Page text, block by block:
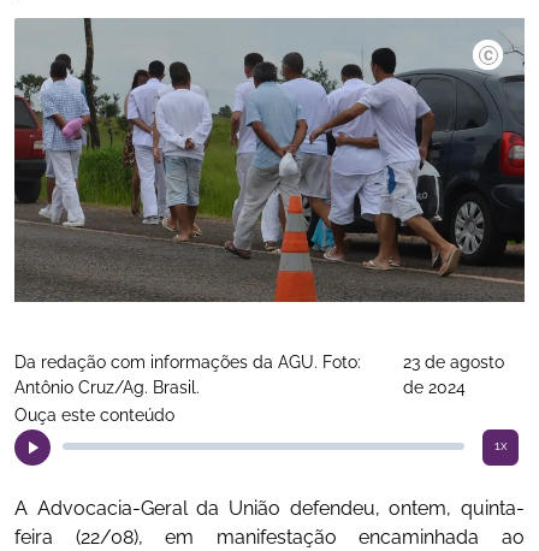
Da redação com informações da AGU. Foto:
Antônio Cruz/Ag. Brasil.
23 de agosto
de 2024
Ouça este conteúdo
1x
A Advocacia-Geral da União defendeu, ontem, quinta-
feira (22/08), em manifestação encaminhada ao